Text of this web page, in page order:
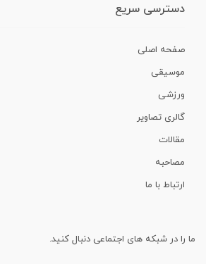
دسترسی سریع
صفحه اصلی
موسیقی
ورزشی
گالری تصاویر
مقالات
مصاحبه
ارتباط با ما
ما را در شبکه های اجتماعی دنبال کنید.